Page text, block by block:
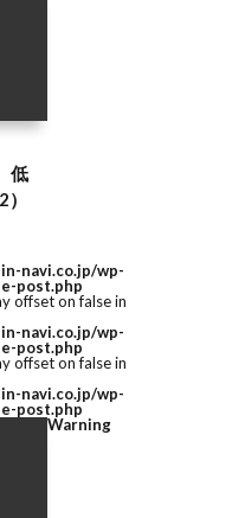
低
navi.co.jp/wp-
post.php
offset on false in
navi.co.jp/wp-
post.php
offset on false in
navi.co.jp/wp-
post.php
Warning